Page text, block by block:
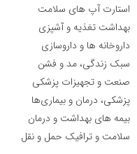
استارت آپ های سلامت
بهداشت تغذیه و آشپزی
داروخانه ها و داروسازی
سبک زندگی، مد و فشن
صنعت و تجهیزات پزشکی
پزشکی، درمان و بیماری‌ها
بیمه های بهداشت و درمان
سلامت و ترافیک حمل و نقل